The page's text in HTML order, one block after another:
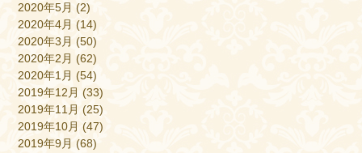
2020年5月 (2)
2020年4月 (14)
2020年3月 (50)
2020年2月 (62)
2020年1月 (54)
2019年12月 (33)
2019年11月 (25)
2019年10月 (47)
2019年9月 (68)